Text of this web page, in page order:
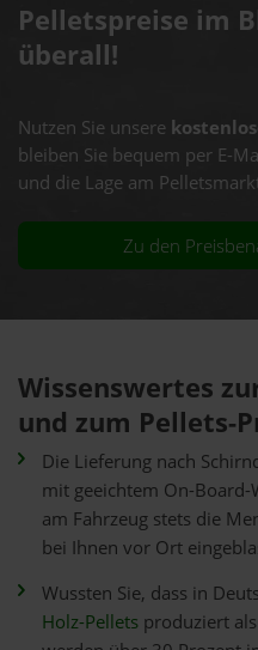
Pelletspreise im
überall!
Nutzen Sie unsere
bleiben Sie bequem per E-
und die Lage am
Zu den
Wissenswertes
und zum Pellets-
Die Lieferung nach
mit geeichtem On-Board-
am Fahrzeug stets die
bei Ihnen vor Ort
Wussten Sie, dass in
Holz-Pellets produziert